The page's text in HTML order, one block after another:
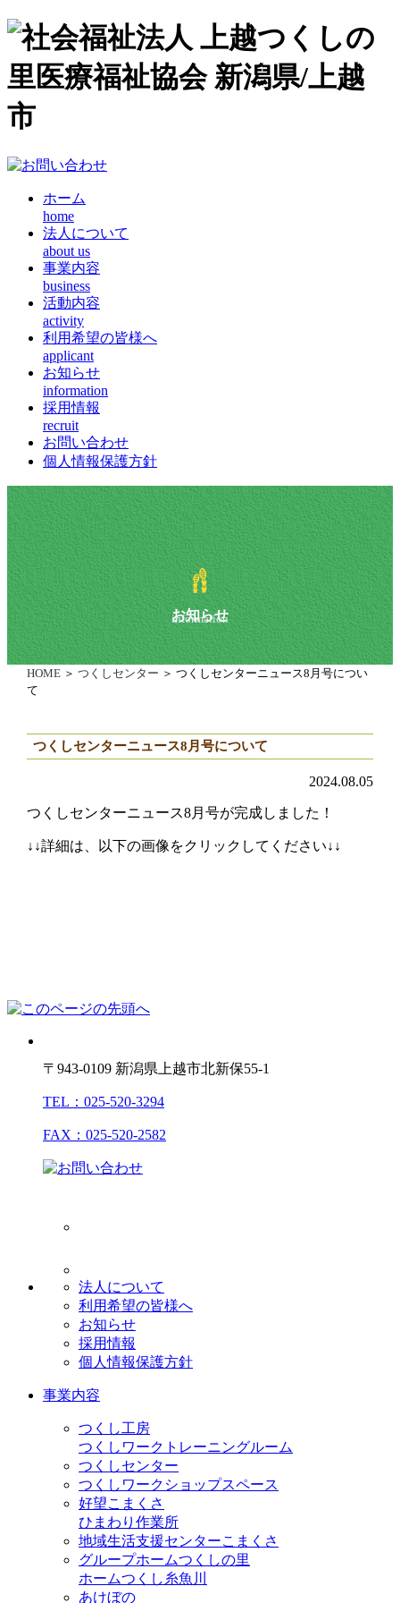
ホーム
home
法人について
about us
事業内容
business
活動内容
activity
利用希望の皆様へ
applicant
お知らせ
information
採用情報
recruit
お問い合わせ
個人情報保護方針
お知らせ
information
HOME＞ つくしセンター ＞ つくしセンターニュース8月号につい
て
つくしセンターニュース8月号について
2024.08.05
つくしセンターニュース8月号が完成しました！
↓↓詳細は、以下の画像をクリックしてください↓↓
〒943-0109 新潟県上越市北新保55-1
TEL：025-520-3294
FAX：025-520-2582
法人について
利用希望の皆様へ
お知らせ
採用情報
個人情報保護方針
事業内容
つくし工房
つくしワークトレーニングルーム
つくしセンター
つくしワークショップスペース
好望こまくさ
ひまわり作業所
地域生活支援センターこまくさ
グループホームつくしの里
ホームつくし糸魚川
あけぼの